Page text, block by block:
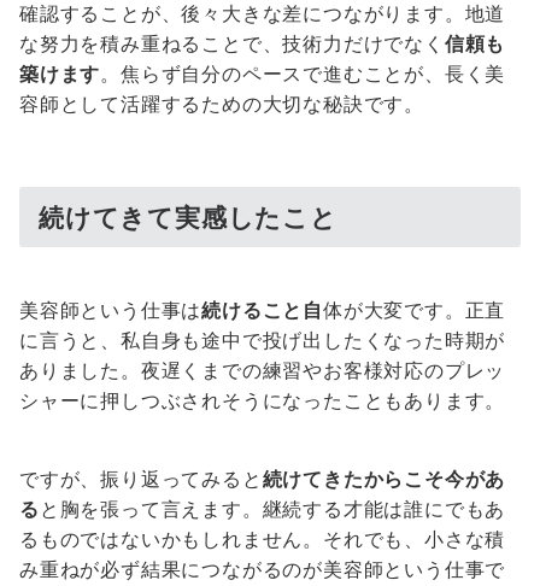
確認することが、後々大きな差につながります。地道
な努力を積み重ねることで、技術力だけでなく 信頼も
築けます。焦らず自分のペースで進むことが、長く美
容師として活躍するための大切な秘訣です。
続けてきて実感したこと
美容師という仕事は続けること自体が大変です。正直
に言うと、私自身も途中で投げ出したくなった時期が
ありました。夜遅くまでの練習やお客様対応のプレッ
シャーに押しつぶされそうになったこともあります。
ですが、振り返ってみると 続けてきたからこそ今があ
る と胸を張って言えます。継続する才能は誰にでもあ
るものではないかもしれません。それでも、小さな積
み重ねが必ず結果につながるのが美容師という仕事で